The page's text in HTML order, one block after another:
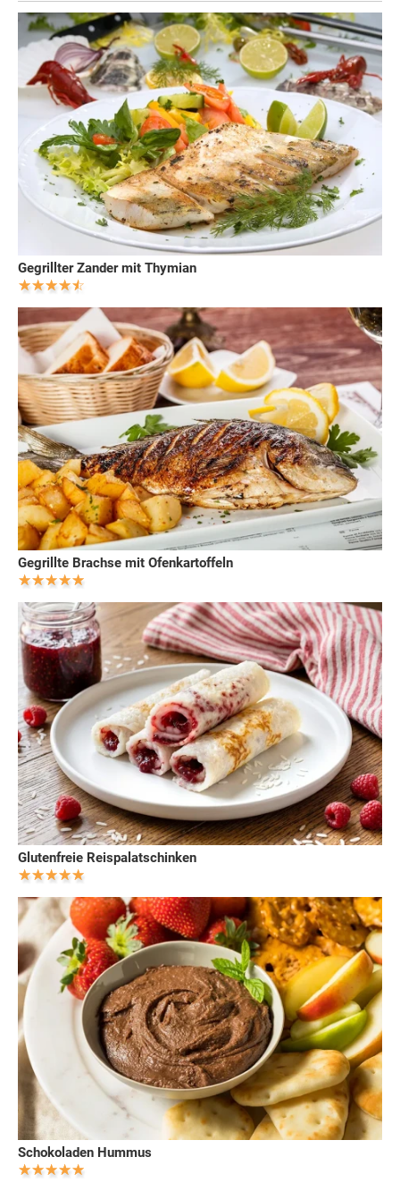
Gegrillter Zander mit Thymian
Gegrillte Brachse mit Ofenkartoffeln
Glutenfreie Reispalatschinken
Schokoladen Hummus